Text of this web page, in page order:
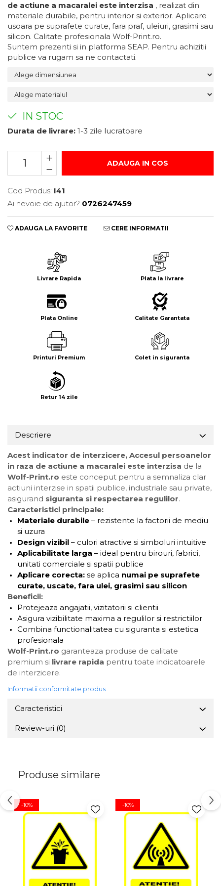
Suport/Coaster din Lemn
Indicatoare de Securitate
Indicatoare de Avertizare
Indicatoare de Interzicere
de actiune a macaralei este interzisa , realizat din
materiale durabile, pentru interior si exterior. Aplicare
usoara pe suprafete curate, fara praf, uleiuri, grasimi sau
silicon. Calitate profesionala Wolf-Print.ro.
Suntem prezenti si in platforma SEAP. Pentru achizitii
publice va rugam sa ne contactati.
IN STOC
Durata de livrare: 1-3 zile lucratoare
ADAUGA IN COS
Cod Produs: I41
Ai nevoie de ajutor? 0726247459
ADAUGA LA FAVORITE CERE INFORMATII
Livrare Rapida Plata la livrare
Plata Online Calitate Garantata
Printuri Premium Colet in siguranta
Retur 14 zile
Descriere
Acest indicator de interzicere, Accesul persoanelor
in raza de actiune a macaralei este interzisa de la
Wolf-Print.ro este conceput pentru a semnaliza clar
actiuni interzise in spatii publice, industriale sau private,
asigurand siguranta si respectarea regulilor.
Caracteristici principale:
Materiale durabile – rezistente la factorii de mediu
si uzura
Design vizibil – culori atractive si simboluri intuitive
Aplicabilitate larga – ideal pentru birouri, fabrici,
unitati comerciale si spatii publice
Aplicare corecta: se aplica numai pe suprafete
curate, uscate, fara ulei, grasimi sau silicon
Beneficii:
Protejeaza angajatii, vizitatorii si clientii
Asigura vizibilitate maxima a regulilor si restrictiilor
Combina functionalitatea cu siguranta si estetica
profesionala
Wolf-Print.ro garanteaza produse de calitate
premium si livrare rapida pentru toate indicatoarele
de interzicere.
Informatii conformitate produs
Caracteristici
Review-uri (0)
Produse similare
-10% -10%